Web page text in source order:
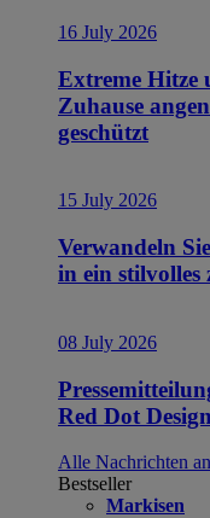
16 July 2026
Extreme Hitze
Zuhause
geschützt
15 July 2026
Verwandeln
in ein stilvolles
08 July 2026
Red Dot
Alle Nachrichten
Bestseller
Markisen